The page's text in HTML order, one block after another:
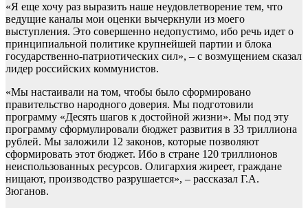
«Я еще хочу раз выразить наше неудовлетворение тем, что
ведущие каналы мои оценки вычеркнули из моего
выступления. Это совершенно недопустимо, ибо речь идет о
принципиальной политике крупнейшей партии и блока
государственно-патриотических сил», – с возмущением сказал
лидер российских коммунистов.
«Мы настаивали на том, чтобы было сформировано
правительство народного доверия. Мы подготовили
программу «Десять шагов к достойной жизни». Мы под эту
программу сформулировали бюджет развития в 33 триллиона
рублей. Мы заложили 12 законов, которые позволяют
сформировать этот бюджет. Ибо в стране 120 триллионов
неиспользованных ресурсов. Олигархия жиреет, граждане
нищают, производство разрушается», – рассказал Г.А.
Зюганов.